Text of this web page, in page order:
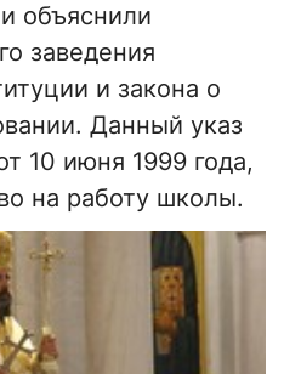
объяснили
заведения
и закона о
Данный указ
10 июня 1999 года,
на работу школы.